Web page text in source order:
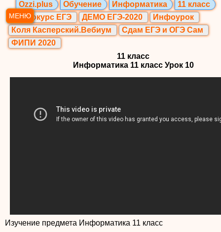
МЕНЮ
Ozzi.plus Обучение Информатика
11 класс
Видеокурс ЕГЭ
ДЕМО ЕГЭ-2020
Инфоурок
Коля Касперский.Вебиум
Сдам ЕГЭ и ОГЭ Сам
ФИПИ 2020
11 класс
Информатика 11 класс Урок 10
Изучение предмета Информатика 11 класс